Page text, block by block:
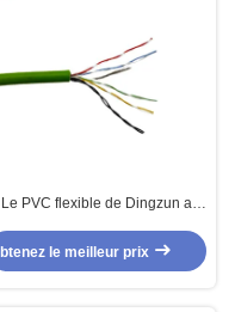
Le PVC flexible de Dingzun a
multi instrumentation le câble
5 paires
le meilleur prix